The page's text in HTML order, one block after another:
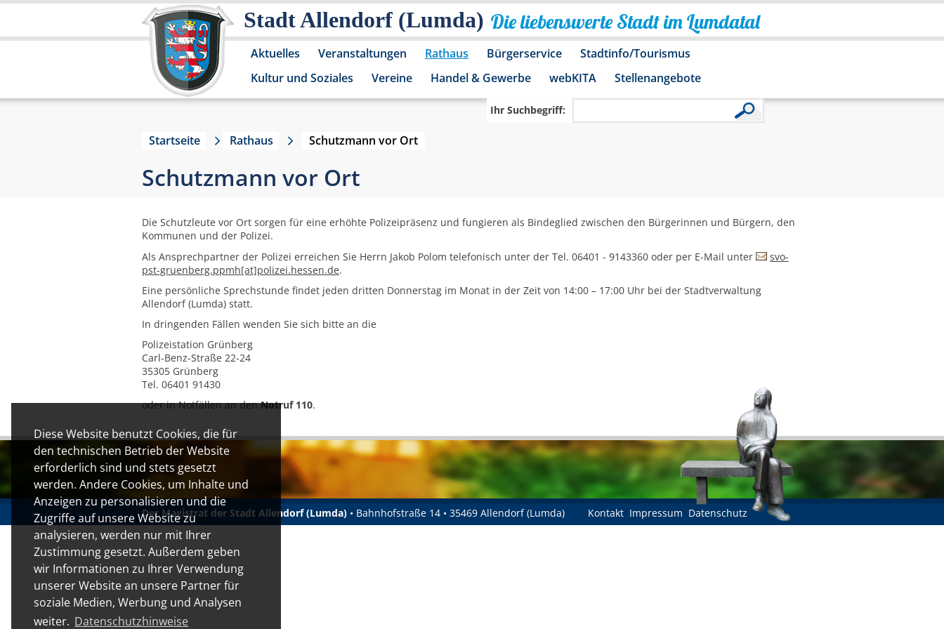
Diese Website benutzt Cookies, die für
den technischen Betrieb der Website
erforderlich sind und stets gesetzt
werden. Andere Cookies, um Inhalte und
Anzeigen zu personalisieren und die
Zugriffe auf unsere Website zu
analysieren, werden nur mit Ihrer
Zustimmung gesetzt. Außerdem geben
wir Informationen zu Ihrer Verwendung
unserer Website an unsere Partner für
soziale Medien, Werbung und Analysen
weiter. Datenschutzhinweise
Stadt Allendorf (Lumda) Die liebenswerte Stadt im Lumdatal
Aktuelles Veranstaltungen Rathaus Bürgerservice
Stadtinfo/Tourismus
Kultur und Soziales
Vereine Handel & Gewerbe webKITA Stellenangebote
Ihr Suchbegriff:
Startseite Rathaus Schutzmann vor Ort
Schutzmann vor Ort
Die Schutzleute vor Ort sorgen für eine erhöhte Polizeipräsenz und fungieren als Bindeglied zwischen den Bürgerinnen und Bürgern, den
Kommunen und der Polizei.
Als Ansprechpartner der Polizei erreichen Sie Herrn Jakob Polom telefonisch unter der Tel. 06401 - 9143360 oder per E-Mail unter
svo-
pst-gruenberg.ppmh[at]polizei.hessen.de.
Eine persönliche Sprechstunde findet jeden dritten Donnerstag im Monat in der Zeit von 14:00 – 17:00 Uhr bei der Stadtverwaltung
Allendorf (Lumda) statt.
In dringenden Fällen wenden Sie sich bitte an die
Polizeistation Grünberg
Carl-Benz-Straße 22-24
35305 Grünberg
Tel. 06401 91430
oder in Notfällen an denNotruf 110.
Der Magistrat der Stadt Allendorf (Lumda) • Bahnhofstraße 14 • 35469 Allendorf (Lumda) Kontakt Impressum Datenschutz